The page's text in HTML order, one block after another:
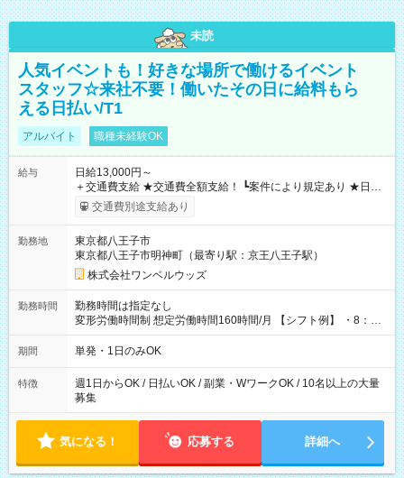
未読
人気イベントも！好きな場所で働けるイベント
スタッフ☆来社不要！働いたその日に給料もら
える日払い/T1
アルバイト 職種未経験OK
給与
日給13,000円～
＋交通費支給 ★交通費全額支給！ ┗案件により規定あり ★日払
いOK！（規定あり） ┗働いたその日に現金GET♪ お仕事後はコ
ンビニATMから 日払い分を引き落とせます！ 【試用期間】試
交通費別途支給あり
勤務地
東京都八王子市
東京都八王子市明神町（最寄り駅：京王八王子駅）
株式会社ワンベルウッズ
勤務時間
勤務時間は指定なし
変形労働時間制 想定労働時間160時間/月 【シフト例】 ・8：00
～21：00
期間 単発・1日のみOK
特徴
週1日からOK / 日払いOK / 副業・WワークOK / 10名以上の大量
募集
気になる！ 応募する 詳細へ